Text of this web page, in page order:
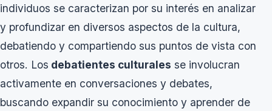
individuos se caracterizan por su interés en analizar
y profundizar en diversos aspectos de la cultura,
debatiendo y compartiendo sus puntos de vista con
otros. Los debatientes culturales se involucran
activamente en conversaciones y debates,
buscando expandir su conocimiento y aprender de